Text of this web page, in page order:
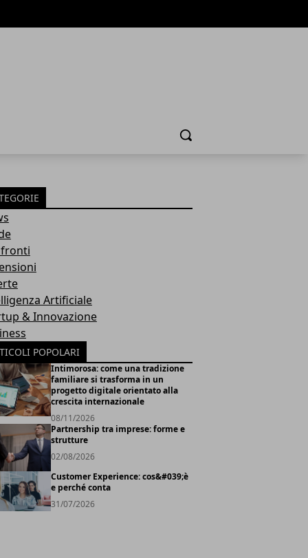
Cerca
Artificiale
& Innovazione
POPOLARI
Intimorosa: come una tradizione
familiare si trasforma in un
progetto digitale orientato alla
crescita internazionale
08/11/2026
Partnership tra imprese: forme e
strutture
02/08/2026
Customer Experience: cos&#039;è
e perché conta
31/07/2026